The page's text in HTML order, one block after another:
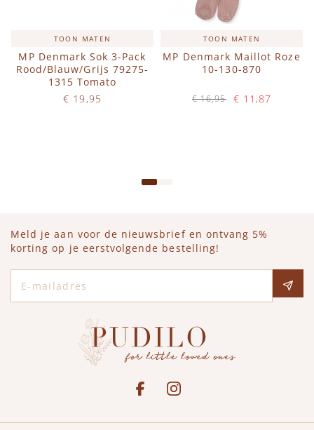
TOON MATEN
MP Denmark Sok 3-Pack
Rood/Blauw/Grijs 79275-
1315 Tomato
€ 19,95
TOON MATEN
MP Denmark Maillot Roze
10-130-870
€ 11,87
€ 16,95
Meld je aan voor de nieuwsbrief en ontvang 5%
korting op je eerstvolgende bestelling!
See our FacebookBekijk onze Instagram pagina